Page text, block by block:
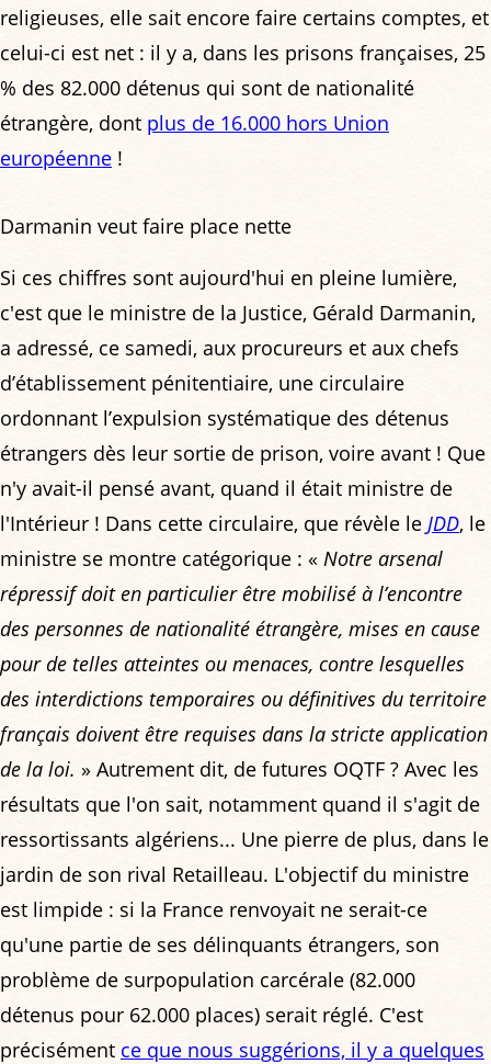
religieuses, elle sait encore faire certains comptes, et
celui-ci est net : il y a, dans les prisons françaises, 25
% des 82.000 détenus qui sont de nationalité
étrangère, dont plus de 16.000 hors Union
européenne !
Darmanin veut faire place nette
Si ces chiffres sont aujourd'hui en pleine lumière,
c'est que le ministre de la Justice, Gérald Darmanin,
a adressé, ce samedi, aux procureurs et aux chefs
d’établissement pénitentiaire, une circulaire
ordonnant l’expulsion systématique des détenus
étrangers dès leur sortie de prison, voire avant ! Que
n'y avait-il pensé avant, quand il était ministre de
l'Intérieur ! Dans cette circulaire, que révèle le JDD, le
ministre se montre catégorique : « Notre arsenal
répressif doit en particulier être mobilisé à l’encontre
des personnes de nationalité étrangère, mises en cause
pour de telles atteintes ou menaces, contre lesquelles
des interdictions temporaires ou définitives du territoire
français doivent être requises dans la stricte application
de la loi. » Autrement dit, de futures OQTF ? Avec les
résultats que l'on sait, notamment quand il s'agit de
ressortissants algériens... Une pierre de plus, dans le
jardin de son rival Retailleau. L'objectif du ministre
est limpide : si la France renvoyait ne serait-ce
qu'une partie de ses délinquants étrangers, son
problème de surpopulation carcérale (82.000
détenus pour 62.000 places) serait réglé. C'est
précisément ce que nous suggérions, il y a quelques